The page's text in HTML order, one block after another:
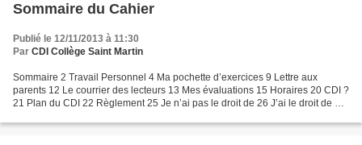
Sommaire du Cahier
Publié le 12/11/2013 à 11:30
Par CDI Collège Saint Martin
Sommaire 2 Travail Personnel 4 Ma pochette d’exercices 9 Lettre aux
parents 12 Le courrier des lecteurs 13 Mes évaluations 15 Horaires 20 CDI ?
21 Plan du CDI 22 Règlement 25 Je n’ai pas le droit de 26 J’ai le droit de 27